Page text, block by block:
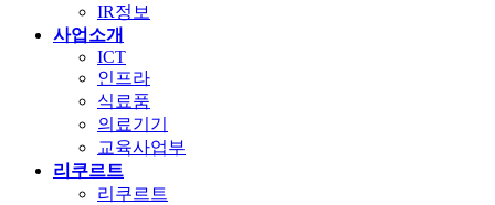
IR정보
사업소개
ICT
인프라
식료품
의료기기
교육사업부
리쿠르트
리쿠르트